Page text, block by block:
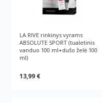
LA RIVE rinkinys vyrams
ABSOLUTE SPORT (tualetinis
vanduo 100 ml+dušo želė 100
ml)
13,99 €